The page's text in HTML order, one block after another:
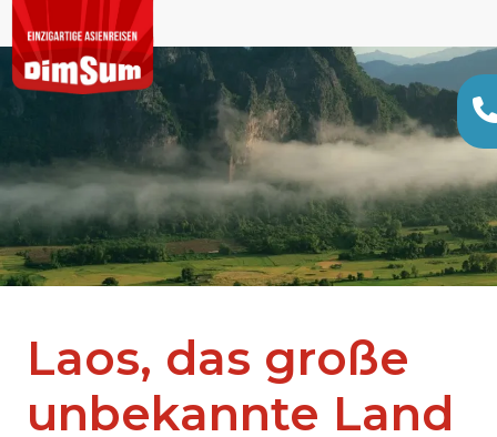
Laos, das große
unbekannte Land